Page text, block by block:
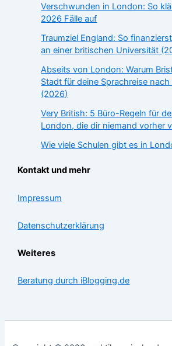
Verschwunden in London: So
2026 Fälle auf
Traumziel England: So
an einer britischen Universität
Abseits von London: Warum
Stadt für deine Sprachreise
(2026)
Very British: 5 Büro-Regeln für
London, die dir niemand vorher
Wie viele Schulen gibt es in
Kontakt und mehr
Impressum
Datenschutzerklärung
Weiteres
Beratung durch iBlogging.de